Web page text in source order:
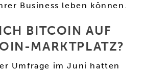
Business leben können.
BITCOIN AUF
MARKTPLATZ?
Umfrage im Juni hatten